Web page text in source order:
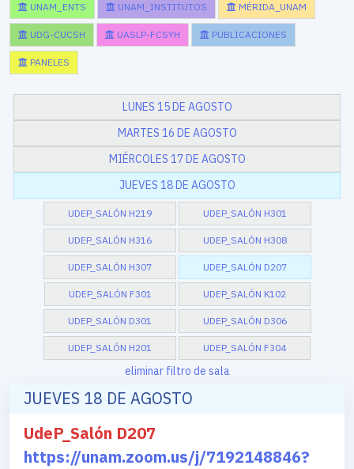
UNAM_ENTS UNAM_INSTITUTOS MÉRIDA_UNAM
UDG-CUCSH UASLP-FCSYH PUBLICACIONES
PANELES
LUNES 15 DE AGOSTO
MARTES 16 DE AGOSTO
MIÉRCOLES 17 DE AGOSTO
JUEVES 18 DE AGOSTO
UDEP_SALÓN H219 UDEP_SALÓN H301
UDEP_SALÓN H316 UDEP_SALÓN H308
UDEP_SALÓN H307 UDEP_SALÓN D207
UDEP_SALÓN F301 UDEP_SALÓN K102
UDEP_SALÓN D301 UDEP_SALÓN D306
UDEP_SALÓN H201 UDEP_SALÓN F304
eliminar filtro de sala
JUEVES 18 DE AGOSTO
UdeP_Salón D207
https://unam.zoom.us/j/7192148846?